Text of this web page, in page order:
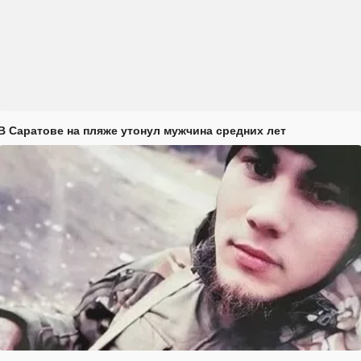
Саратове на пляже утонул мужчина средних лет